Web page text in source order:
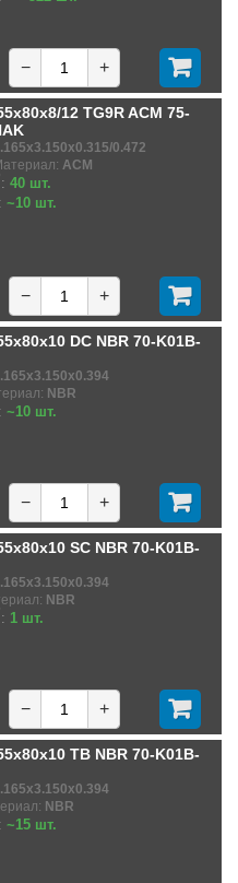
− +
12 TG9R ACM 75-
0.472
ACM
: 40 шт.
: ~10 шт.
− +
DC NBR 70-K01B-
NBR
: ~10 шт.
− +
SC NBR 70-K01B-
NBR
: 1 шт.
− +
TB NBR 70-K01B-
NBR
: ~15 шт.